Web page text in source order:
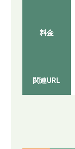
料金
関連URL